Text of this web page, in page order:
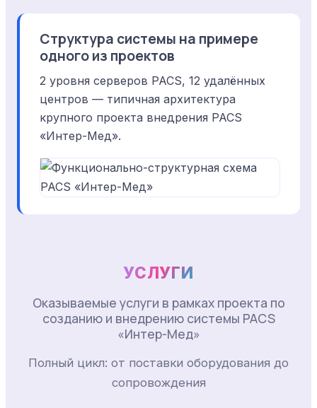
Структура системы на примере
одного из проектов
2 уровня серверов PACS, 12 удалённых
центров — типичная архитектура
крупного проекта внедрения PACS
«Интер-Мед».
УСЛУГИ
Оказываемые услуги в рамках проекта по
созданию и внедрению системы PACS
«Интер-Мед»
Полный цикл: от поставки оборудования до
сопровождения